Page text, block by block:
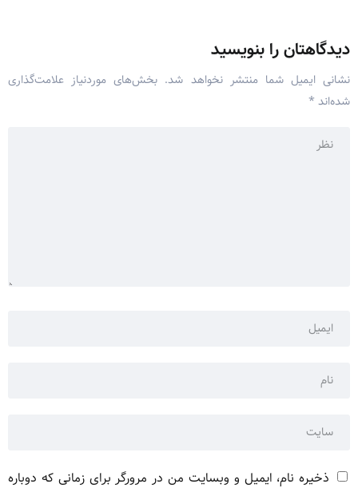
دیدگاهتان را بنویسید
نشانی ایمیل شما منتشر نخواهد شد. بخش‌های موردنیاز علامت‌گذاری
شده‌اند *
ذخیره نام، ایمیل و وبسایت من در مرورگر برای زمانی که دوباره